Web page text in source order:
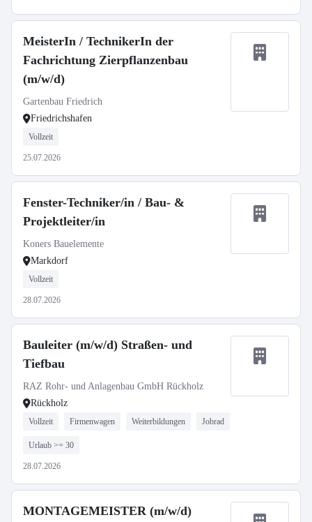
MeisterIn / TechnikerIn der
Fachrichtung Zierpflanzenbau
(m/w/d)
Gartenbau Friedrich
Friedrichshafen
Vollzeit
25.07.2026
Fenster-Techniker/in / Bau- &
Projektleiter/in
Koners Bauelemente
Markdorf
Vollzeit
28.07.2026
Bauleiter (m/w/d) Straßen- und
Tiefbau
RAZ Rohr- und Anlagenbau GmbH Rückholz
Rückholz
Vollzeit Firmenwagen Weiterbildungen Jobrad
Urlaub >= 30
28.07.2026
MONTAGEMEISTER (m/w/d)